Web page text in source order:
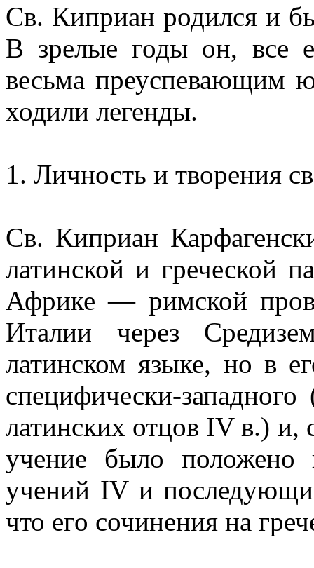
Св. Киприан родился и
В зрелые годы он, все
весьма преуспевающим
ходили легенды.
1. Личность и творения
Св. Киприан
латинской и греческой
Африке — римской
Италии через
латинском языке, но в
специфически-
латинских отцов IV в.) и,
учение было положено
учений IV и
что его сочинения на